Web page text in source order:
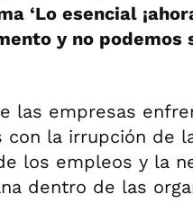
‘Lo esencial
y no podemos
las empresas
con la irrupción de
los empleos y la
dentro de las